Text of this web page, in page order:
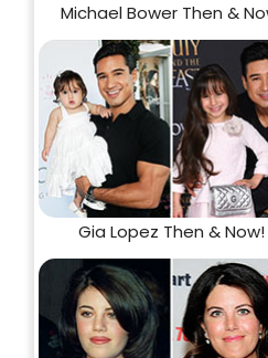
Michael Bower Then &
Gia Lopez Then & Now!